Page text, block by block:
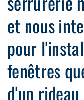
et nous
pour
fenêtres
d'un